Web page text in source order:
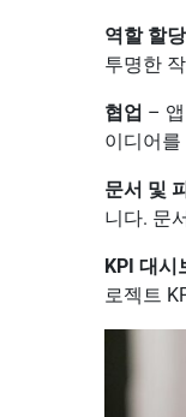
역할 할
투명한
협업 –
이디어
문서 및
니다. 문
KPI 대시
로젝트